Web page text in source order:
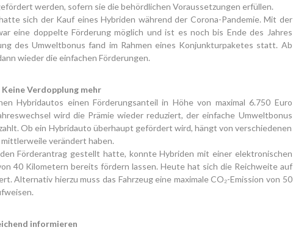
werden, sofern sie die behördlichen Voraussetzungen erfüllen.
sich der Kauf eines Hybriden während der Corona-Pandemie. Mit der
eine doppelte Förderung möglich und ist es noch bis Ende des Jahres
des Umweltbonus fand im Rahmen eines Konjunkturpaketes statt. Ab
wieder die einfachen Förderungen.
Verdopplung mehr
Hybridautos einen Förderungsanteil in Höhe von maximal 6.750 Euro
wird die Prämie wieder reduziert, der einfache Umweltbonus
Ob ein Hybridauto überhaupt gefördert wird, hängt von verschiedenen
mittlerweile verändert haben.
Förderantrag gestellt hatte, konnte Hybriden mit einer elektronischen
40 Kilometern bereits fördern lassen. Heute hat sich die Reichweite auf
Alternativ hierzu muss das Fahrzeug eine maximale CO₂-Emission von 50
informieren